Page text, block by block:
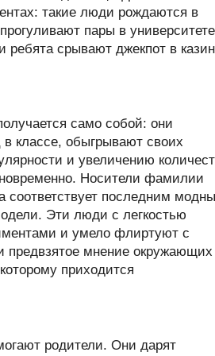
такие люди рождаются в
пары в
срывают джекпот в
само собой: они
классе, обыгрывают своих
и увеличению
Носители фамилии
последним
Эти люди с легкостью
и умело флиртуют с
предвзятое мнение окружающих
приходится
родители. Они дарят